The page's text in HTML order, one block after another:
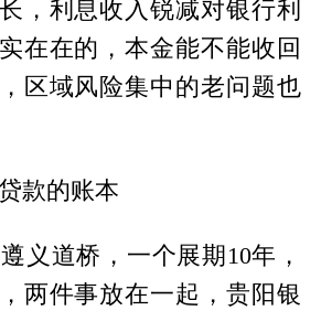
，利息收入锐减对银行利
在在的，本金能不能收回
区域风险集中的老问题也
款的账本
义道桥，一个展期10年，
两件事放在一起，贵阳银